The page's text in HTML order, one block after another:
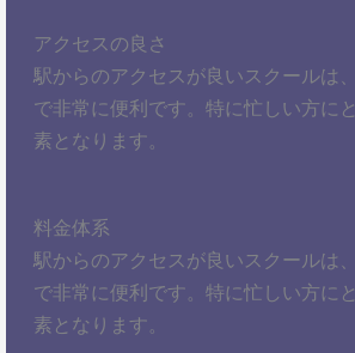
アクセスの良さ
駅からのアクセスが良いスクールは
で非常に便利です。特に忙しい方に
素となります。
料金体系
駅からのアクセスが良いスクールは
で非常に便利です。特に忙しい方に
素となります。